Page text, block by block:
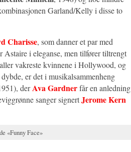
Garland/Kelly i disse to
Charisse, som danner et par med
Astaire i eleganse, men tilfører tiltrengt
vakreste kvinnene i Hollywood, og
er det i musikalsammenheng
derAva Gardnerfår en anledning
sanger signertJerome Kern
«Funny Face»